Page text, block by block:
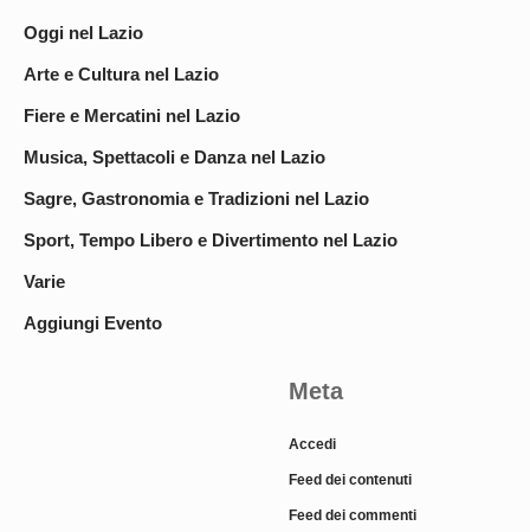
Oggi nel Lazio
Arte e Cultura nel Lazio
Fiere e Mercatini nel Lazio
Musica, Spettacoli e Danza nel Lazio
Sagre, Gastronomia e Tradizioni nel Lazio
Sport, Tempo Libero e Divertimento nel Lazio
Varie
Aggiungi Evento
Meta
Accedi
Feed dei contenuti
Feed dei commenti